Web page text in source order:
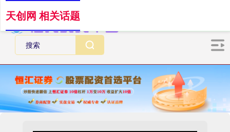
天创网 相关话题